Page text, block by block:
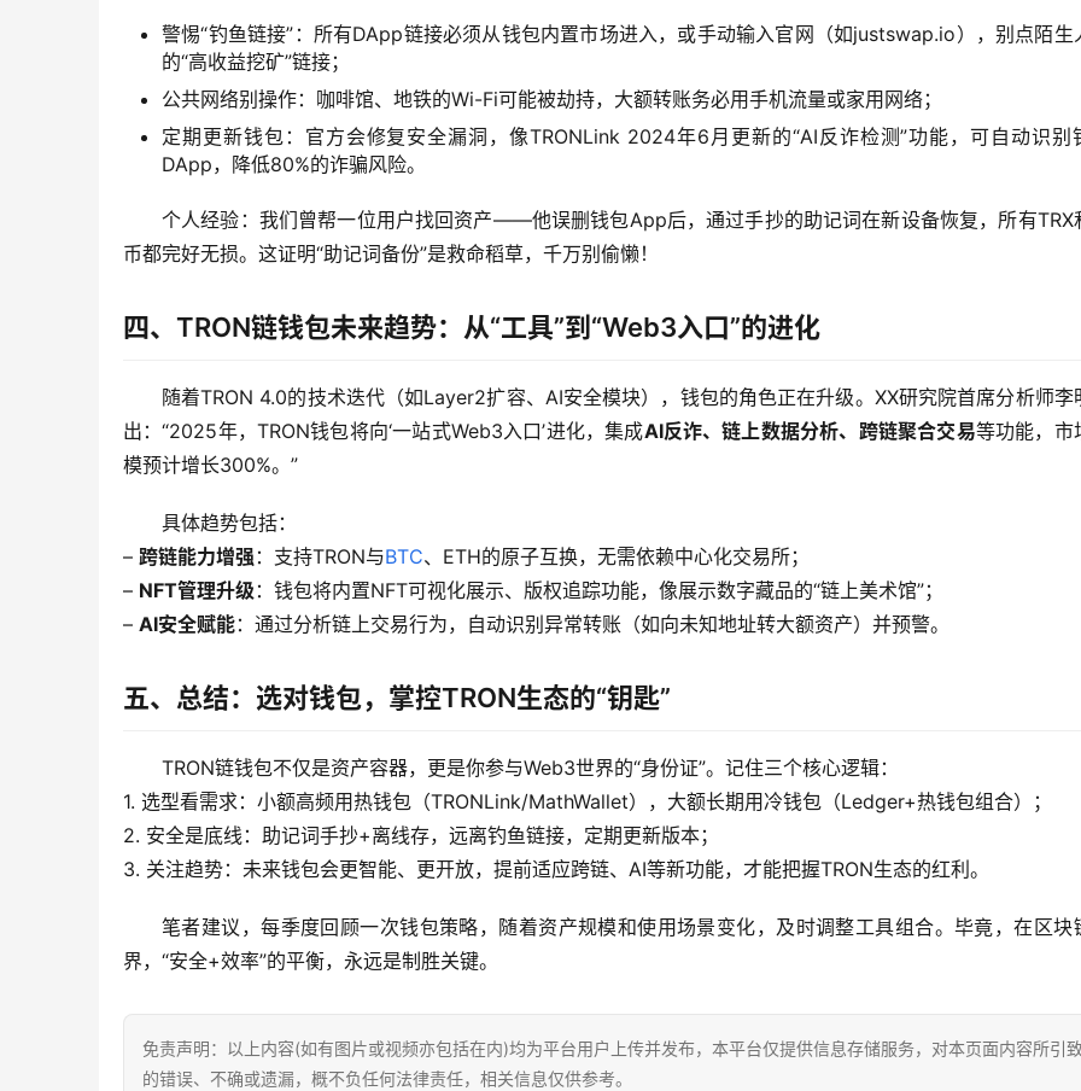
警惕“钓鱼链接”：所有DApp链接必须从钱包内置市场进入，或手动输入官网（如justswap.io），别点陌生
的“高收益挖矿”链接；
公共网络别操作：咖啡馆、地铁的Wi-Fi可能被劫持，大额转账务必用手机流量或家用网络；
定期更新钱包：官方会修复安全漏洞，像TRONLink 2024年6月更新的“AI反诈检测”功能，可自动识别
DApp，降低80%的诈骗风险。
个人经验：我们曾帮一位用户找回资产——他误删钱包App后，通过手抄的助记词在新设备恢复，所有TRX
币都完好无损。这证明“助记词备份”是救命稻草，千万别偷懒！
四、TRON链钱包未来趋势：从“工具”到“Web3入口”的进化
随着TRON 4.0的技术迭代（如Layer2扩容、AI安全模块），钱包的角色正在升级。XX研究院首席分析师李
出：“2025年，TRON钱包将向‘一站式Web3入口’进化，集成AI反诈、链上数据分析、跨链聚合交易等功能，市
模预计增长300%。”
具体趋势包括：
– 跨链能力增强 ：支持TRON与BTC、ETH的原子互换，无需依赖中心化交易所；
– NFT管理升级 ：钱包将内置NFT可视化展示、版权追踪功能，像展示数字藏品的“链上美术馆”；
– AI安全赋能：通过分析链上交易行为，自动识别异常转账（如向未知地址转大额资产）并预警。
五、总结：选对钱包，掌控TRON生态的“钥匙”
TRON链钱包不仅是资产容器，更是你参与Web3世界的“身份证”。记住三个核心逻辑：
1. 选型看需求：小额高频用热钱包（TRONLink/MathWallet），大额长期用冷钱包（Ledger+热钱包组合）；
2. 安全是底线：助记词手抄+离线存，远离钓鱼链接，定期更新版本；
3. 关注趋势：未来钱包会更智能、更开放，提前适应跨链、AI等新功能，才能把握TRON生态的红利。
笔者建议，每季度回顾一次钱包策略，随着资产规模和使用场景变化，及时调整工具组合。毕竟，在区块
界，“安全+效率”的平衡，永远是制胜关键。
免责声明：以上内容(如有图片或视频亦包括在内)均为平台用户上传并发布，本平台仅提供信息存储服务，对本页面内容所引
的错误、不确或遗漏，概不负任何法律责任，相关信息仅供参考。